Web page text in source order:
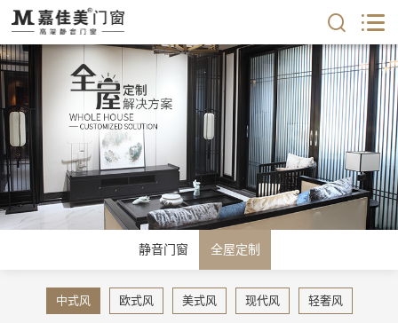
静音门窗 全屋定制
中式风 欧式风 美式风 现代风 轻奢风